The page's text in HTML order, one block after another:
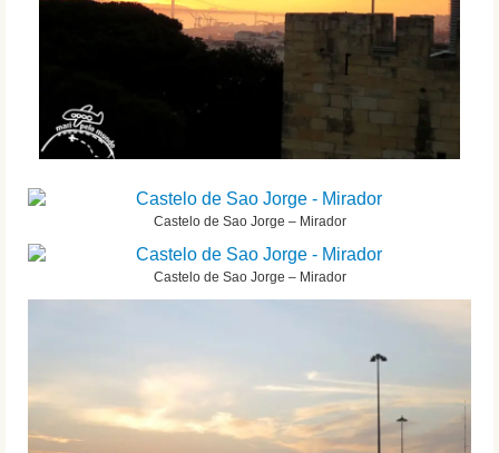
Castelo de Sao Jorge – Mirador
Castelo de Sao Jorge – Mirador